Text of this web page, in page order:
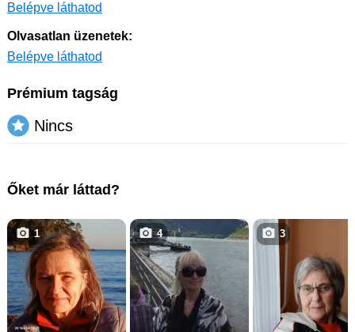
Belépve láthatod
Olvasatlan üzenetek:
Belépve láthatod
Prémium tagság
Nincs
Őket már láttad?
1 4 3